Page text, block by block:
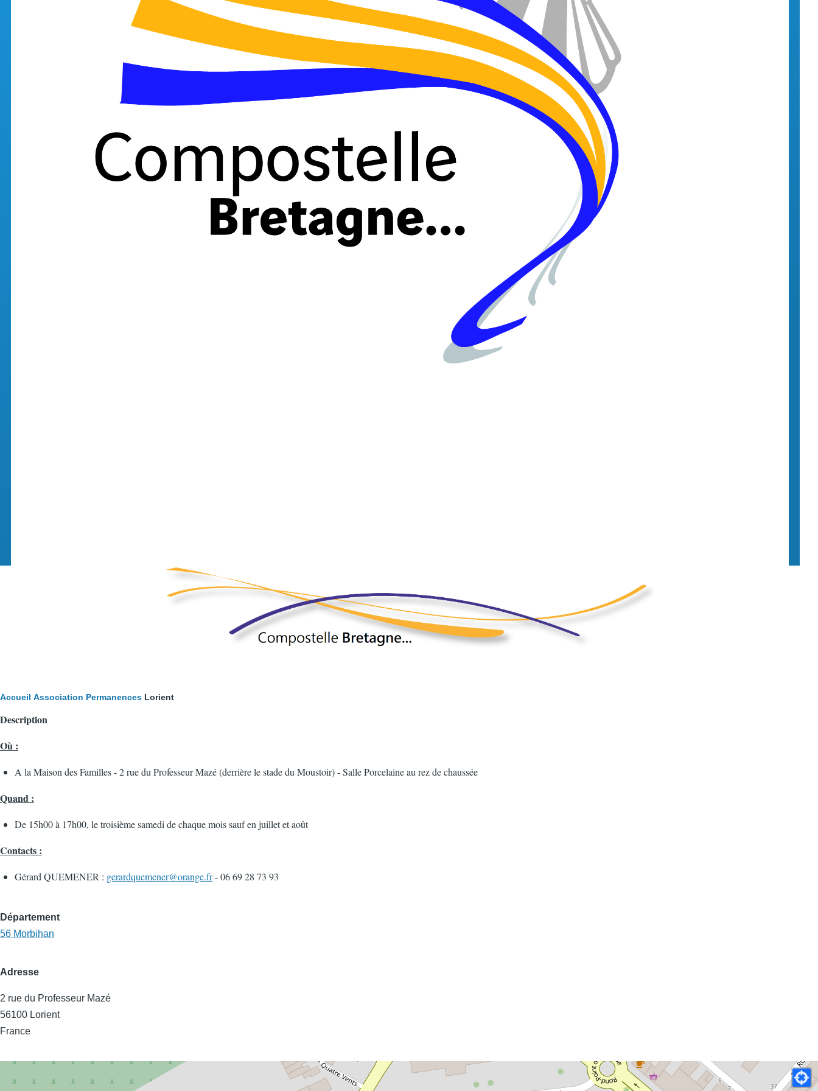
Fil
d'Ariane
Accueil Association Permanences Lorient
Description
Où :
A la Maison des Familles - 2 rue du Professeur Mazé (derrière le stade du Moustoir) - Salle Porcelaine au rez de chaussée
Quand :
De 15h00 à 17h00, le troisième samedi de chaque mois sauf en juillet et août
Contacts :
Gérard QUEMENER : gerardquemener@orange.fr- 06 69 28 73 93
Département
56 Morbihan
Adresse
2 rue du Professeur Mazé
56100 Lorient
France